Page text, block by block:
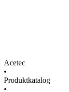
Acetec
•
Produktkatalog
•